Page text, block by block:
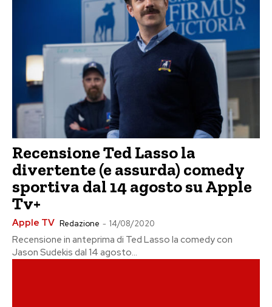
Recensione Ted Lasso la
divertente (e assurda) comedy
sportiva dal 14 agosto su Apple
Tv+
Apple TV Redazione - 14/08/2020
Recensione in anteprima di Ted Lasso la comedy con
Jason Sudekis dal 14 agosto...